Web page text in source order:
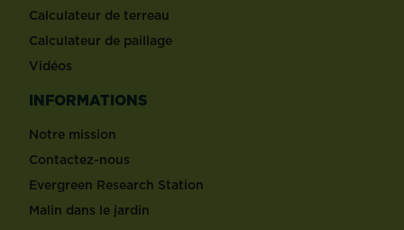
Calculateur de terreau
Calculateur de paillage
Vidéos
INFORMATIONS
Notre mission
Contactez-nous
Evergreen Research Station
Malin dans le jardin